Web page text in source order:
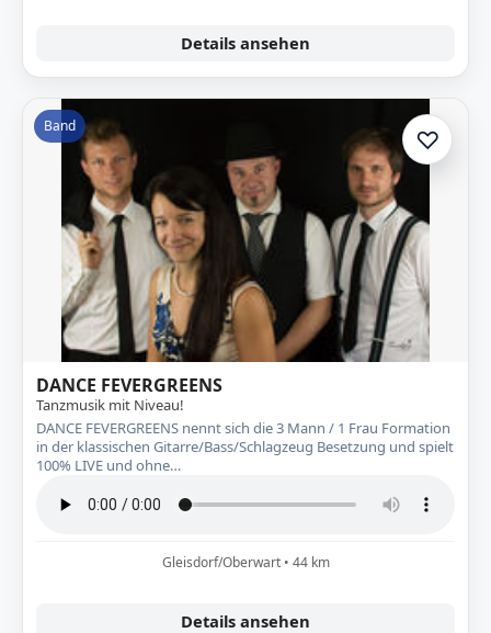
Details ansehen
Band ♡Zur
DANCE FEVERGREENS
Tanzmusik mit Niveau!
DANCE FEVERGREENS nennt sich die 3 Mann / 1 Frau Formation
in der klassischen Gitarre/Bass/Schlagzeug Besetzung und spielt
100% LIVE und ohne…
Gleisdorf/Oberwart • 44 km
Details ansehen